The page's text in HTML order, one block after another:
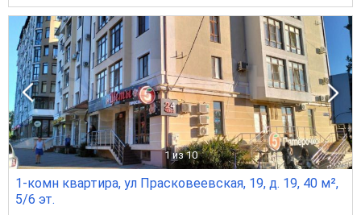
1 из 10
1-комн квартира, ул Прасковеевская, 19, д. 19, 40 м²,
5/6 эт.